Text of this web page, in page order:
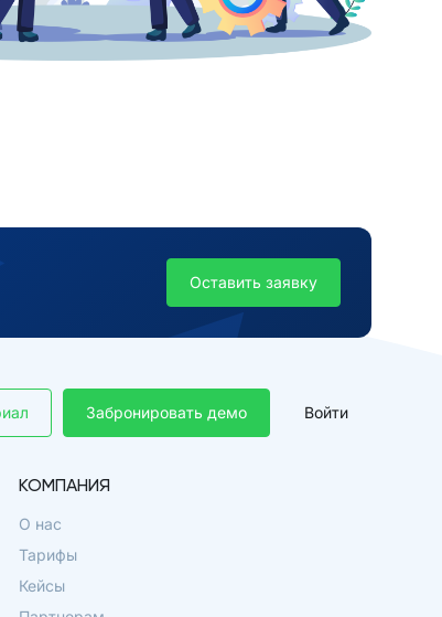
Оставить заявку
Забронировать демо Войти
КОМПАНИЯ
О нас
Тарифы
Кейсы